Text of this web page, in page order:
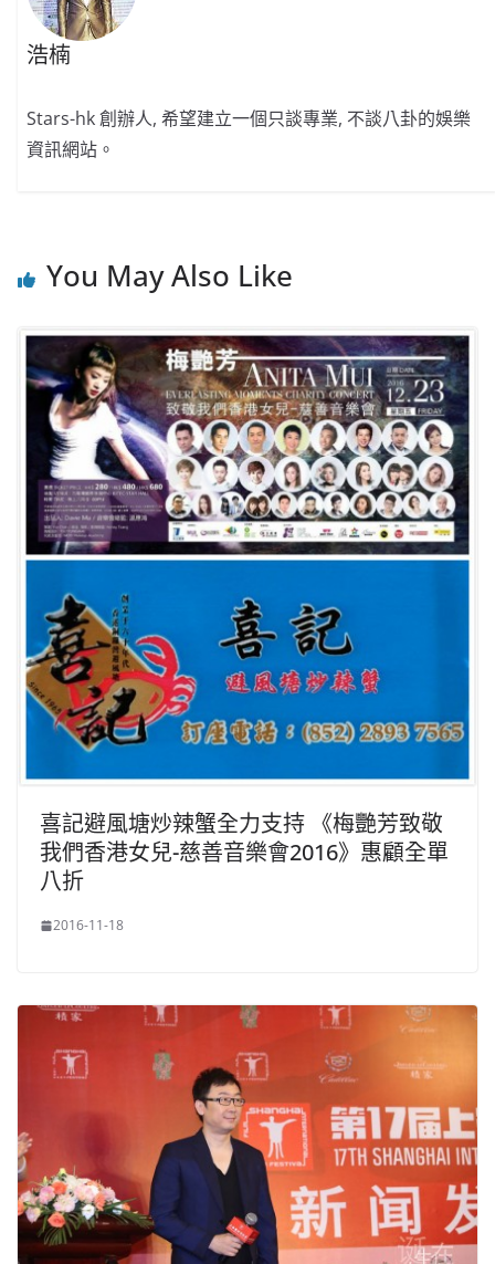
浩楠
Stars-hk 創辦人, 希望建立一個只談專業, 不談八卦的娛樂
資訊網站。
You May Also Like
喜記避風塘炒辣蟹全力支持 《梅艷芳致敬
我們香港女兒-慈善音樂會2016》惠顧全單
八折
2016-11-18